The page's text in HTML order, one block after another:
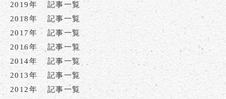
2019年
記事一覧
2018年
記事一覧
2017年
記事一覧
2016年
記事一覧
2014年
記事一覧
2013年
記事一覧
2012年
記事一覧